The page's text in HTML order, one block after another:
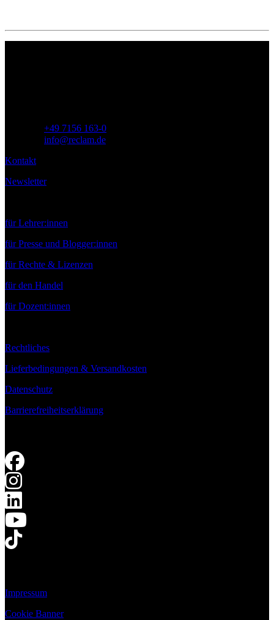
+49 7156 163-0
info@reclam.de
Kontakt
Newsletter
für Lehrer:innen
für Presse und Blogger:innen
für Rechte & Lizenzen
für den Handel
für Dozent:innen
Rechtliches
Lieferbedingungen & Versandkosten
Datenschutz
Barrierefreiheitserklärung
Impressum
Cookie Banner